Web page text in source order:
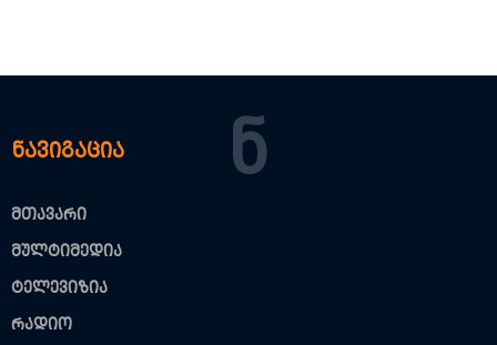
ნავიგაცია Ნ
მთავარი
მულტიმედია
ტელევიზია
რადიო